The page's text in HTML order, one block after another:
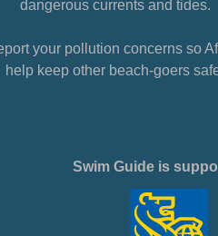
dangerous currents and tides.
your pollution concerns so
help keep other beach-goers
Swim Guide is